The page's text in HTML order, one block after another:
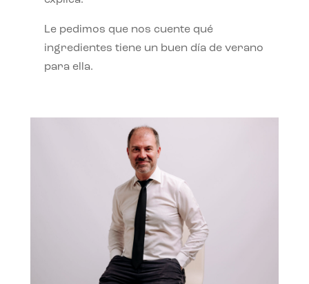
Le pedimos que nos cuente qué
ingredientes tiene un buen día de verano
para ella.